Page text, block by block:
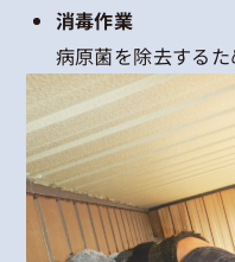
消毒作業
病原菌を除去する